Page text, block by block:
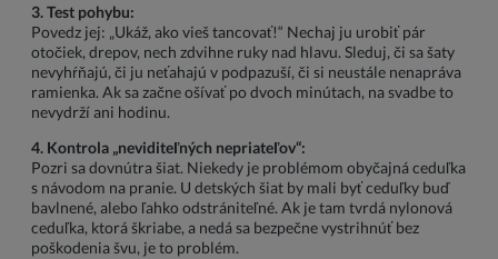
3. Test pohybu:
Povedz jej: „Ukáž, ako vieš tancovať!“ Nechaj ju urobiť pár
otočiek, drepov, nech zdvihne ruky nad hlavu. Sleduj, či sa šaty
nevyhŕňajú, či ju neťahajú v podpazuší, či si neustále nenapráva
ramienka. Ak sa začne ošívať po dvoch minútach, na svadbe to
nevydrží ani hodinu.
4. Kontrola „neviditeľných nepriateľov“:
Pozri sa dovnútra šiat. Niekedy je problémom obyčajná ceduľka
s návodom na pranie. U detských šiat by mali byť ceduľky buď
bavlnené, alebo ľahko odstrániteľné. Ak je tam tvrdá nylonová
ceduľka, ktorá škriabe, a nedá sa bezpečne vystrihnúť bez
poškodenia švu, je to problém.